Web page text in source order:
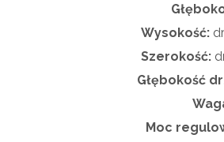
Wysokość:
Szerokość:
Głębokość
Moc